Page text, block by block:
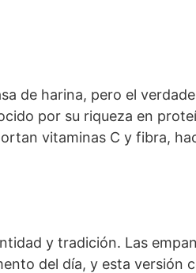
de harina, pero el
por su riqueza en
vitaminas C y fibra,
y tradición. Las
del día, y esta versión